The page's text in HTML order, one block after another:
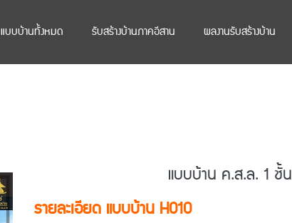
แบบบ้านทั้งหมด รับสร้างบ้านภาคอีสาน ผลงานรับสร้างบ้าน
แบบบ้าน ค.ส.ล. 1 ชั้น
รายละเอียด แบบบ้าน H010